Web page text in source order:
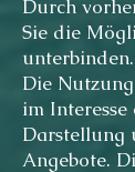
Durch
Sie die
unterbinden.
Die
im Interesse
Darstellung
Angebote.